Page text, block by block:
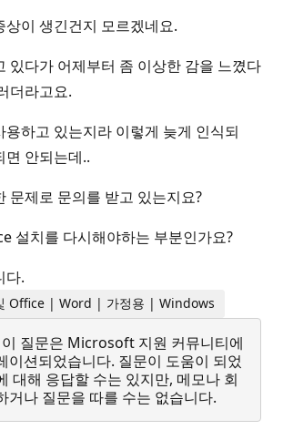
상이 생긴건지 모르겠네요.
있다가 어제부터 좀 이상한 감을 느꼈다
더라고요.
용하고 있는지라 이렇게 늦게 인식되
면 안되는데..
문제로 문의를 받고 있는지요?
설치를 다시해야하는 부분인가요?
다.
Office | Word | 가정용 | Windows
이 질문은 Microsoft 지원 커뮤니티에
이션되었습니다. 질문이 도움이 되었
대해 응답할 수는 있지만, 메모나 회
거나 질문을 따를 수는 없습니다.